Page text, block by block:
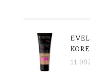
11.99